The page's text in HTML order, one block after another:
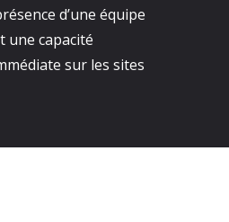
d’une équipe
une capacité
sur les sites